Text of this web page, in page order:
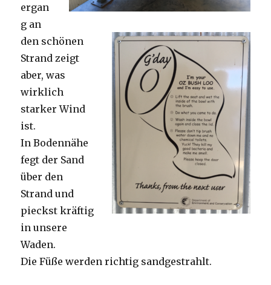
ergan
g an
den schönen
Strand zeigt
aber, was
wirklich
starker Wind
ist.
In Bodennähe
fegt der Sand
über den
Strand und
pieckst kräftig
in unsere
Waden.
Die Füße werden richtig sandgestrahlt.